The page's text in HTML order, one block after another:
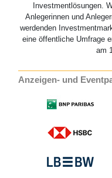
Investmentlösungen.
Anlegerinnen und
werdenden
eine öffentliche Umfrage
am
Anzeigen- und